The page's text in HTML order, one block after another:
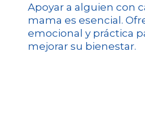
Apoyar a alguien con
mama es esencial.
emocional y práctica
mejorar su bienestar.